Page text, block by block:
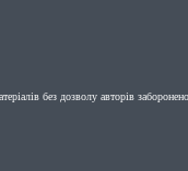
без дозволу авторів